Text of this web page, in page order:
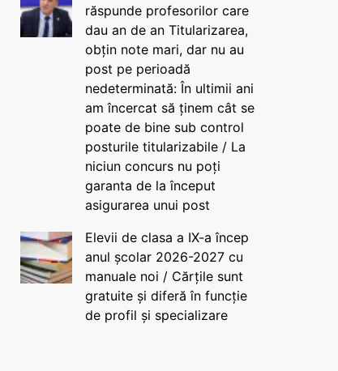
răspunde profesorilor care
dau an de an Titularizarea,
obțin note mari, dar nu au
post pe perioadă
nedeterminată: În ultimii ani
am încercat să ținem cât se
poate de bine sub control
posturile titularizabile / La
niciun concurs nu poți
garanta de la început
asigurarea unui post
Elevii de clasa a IX-a încep
anul școlar 2026-2027 cu
manuale noi / Cărțile sunt
gratuite și diferă în funcție
de profil și specializare